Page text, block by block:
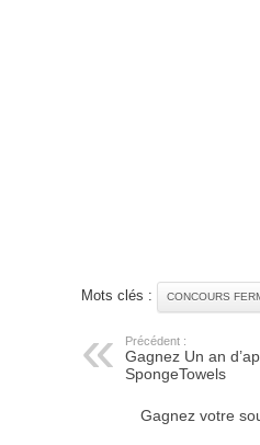
Mots clés : CONCOURS
Précédent :
Gagnez Un an
SpongeTowels
Gagnez votre